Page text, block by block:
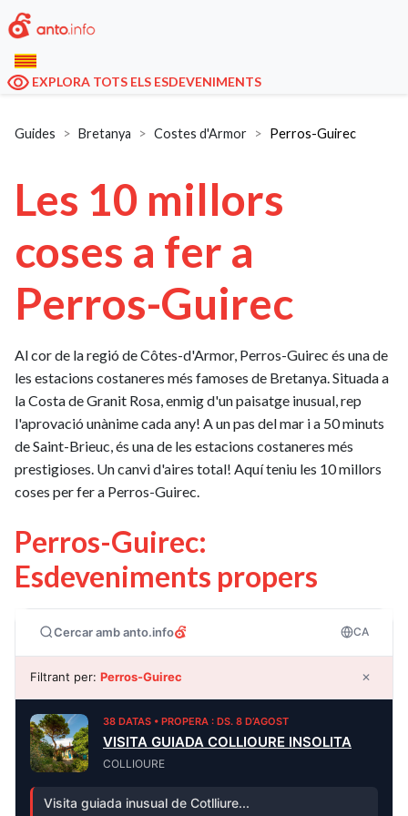
EXPLORA TOTS ELS ESDEVENIMENTS
Guides Bretanya Costes d'Armor Perros-Guirec
Les 10 millors
coses a fer a
Perros-Guirec
Al cor de la regió de Côtes-d'Armor, Perros-Guirec és una de
les estacions costaneres més famoses de Bretanya. Situada a
la Costa de Granit Rosa, enmig d'un paisatge inusual, rep
l'aprovació unànime cada any! A un pas del mar i a 50 minuts
de Saint-Brieuc, és una de les estacions costaneres més
prestigioses. Un canvi d'aires total! Aquí teniu les 10 millors
coses per fer a Perros-Guirec.
Perros-Guirec:
Esdeveniments propers
Cercar amb anto.info CA
Filtrant per: Perros-Guirec ✕
38 DATAS • PROPERA : DS. 8 D’AGOST
VISITA GUIADA COLLIOURE INSOLITA
COLLIOURE
Visita guiada inusual de Cotlliure...